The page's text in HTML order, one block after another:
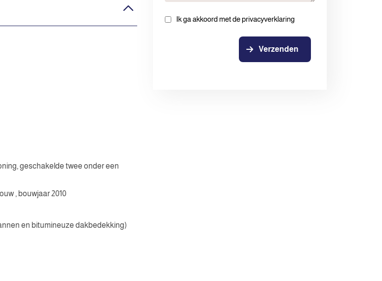
geschakelde twee onder een
, bouwjaar 2010
en bitumineuze dakbedekking)
Ik ga akkoord met de privacyverklaring
Verzenden